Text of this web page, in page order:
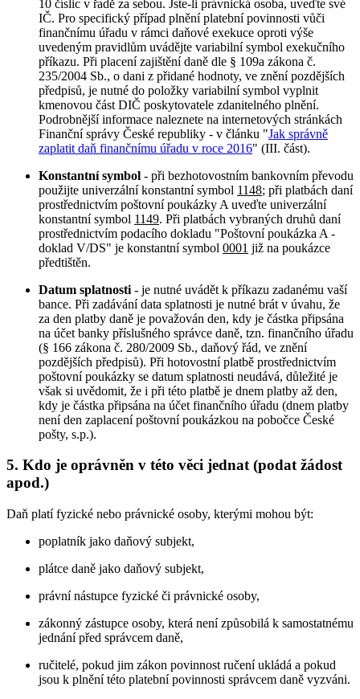
10 číslic v řadě za sebou. Jste-li právnická osoba, uveďte své
IČ. Pro specifický případ plnění platební povinnosti vůči
finančnímu úřadu v rámci daňové exekuce oproti výše
uvedeným pravidlům uvádějte variabilní symbol exekučního
příkazu. Při placení zajištění daně dle § 109a zákona č.
235/2004 Sb., o dani z přidané hodnoty, ve znění pozdějších
předpisů, je nutné do položky variabilní symbol vyplnit
kmenovou část DIČ poskytovatele zdanitelného plnění.
Podrobnější informace naleznete na internetových stránkách
Finanční správy České republiky - v článku "Jak správně
zaplatit daň finančnímu úřadu v roce 2016" (III. část).
Konstantní symbol - při bezhotovostním bankovním převodu
použijte univerzální konstantní symbol 1148; při platbách daní
prostřednictvím poštovní poukázky A uveďte univerzální
konstantní symbol 1149. Při platbách vybraných druhů daní
prostřednictvím podacího dokladu "Poštovní poukázka A -
doklad V/DS" je konstantní symbol 0001 již na poukázce
předtištěn.
Datum splatnosti - je nutné uvádět k příkazu zadanému vaší
bance. Při zadávání data splatnosti je nutné brát v úvahu, že
za den platby daně je považován den, kdy je částka připsána
na účet banky příslušného správce daně, tzn. finančního úřadu
(§ 166 zákona č. 280/2009 Sb., daňový řád, ve znění
pozdějších předpisů). Při hotovostní platbě prostřednictvím
poštovní poukázky se datum splatnosti neudává, důležité je
však si uvědomit, že i při této platbě je dnem platby až den,
kdy je částka připsána na účet finančního úřadu (dnem platby
není den zaplacení poštovní poukázkou na pobočce České
pošty, s.p.).
5. Kdo je oprávněn v této věci jednat (podat žádost
apod.)
Daň platí fyzické nebo právnické osoby, kterými mohou být:
poplatník jako daňový subjekt,
plátce daně jako daňový subjekt,
právní nástupce fyzické či právnické osoby,
zákonný zástupce osoby, která není způsobilá k samostatnému
jednání před správcem daně,
ručitelé, pokud jim zákon povinnost ručení ukládá a pokud
jsou k plnění této platební povinnosti správcem daně vyzváni.